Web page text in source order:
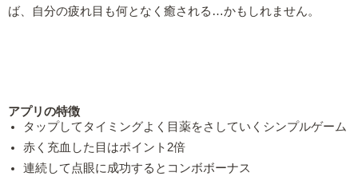
ば、自分の疲れ目も何となく癒される…かもしれません。
アプリの特徴
タップしてタイミングよく目薬をさしていくシンプルゲーム
赤く充血した目はポイント2倍
連続して点眼に成功するとコンボボーナス